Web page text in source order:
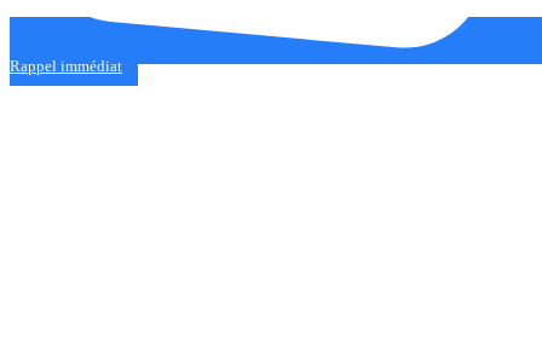
Rappel immédiat